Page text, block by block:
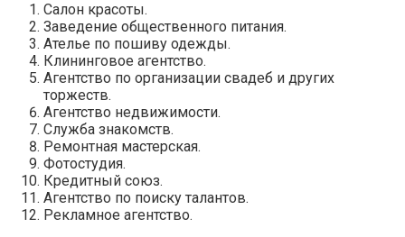
Салон красоты.
Заведение общественного питания.
Ателье по пошиву одежды.
Клининговое агентство.
Агентство по организации свадеб и других
торжеств.
Агентство недвижимости.
Служба знакомств.
Ремонтная мастерская.
Фотостудия.
Кредитный союз.
Агентство по поиску талантов.
Рекламное агентство.